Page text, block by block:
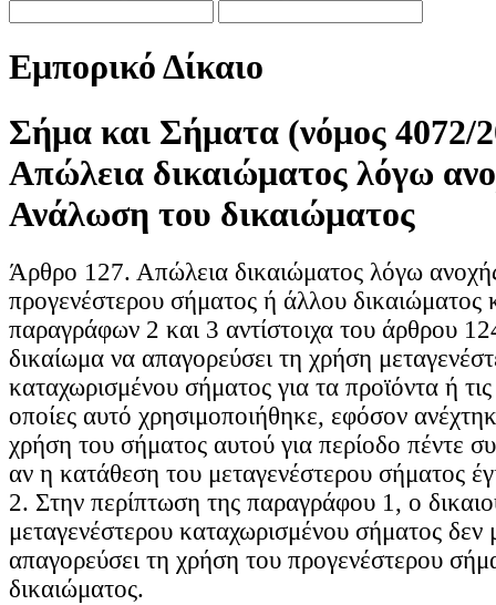
Εμπορικό Δίκαιο
Σήμα και Σήματα (νόμος 4072/
Απώλεια δικαιώματος λόγω
Ανάλωση του δικαιώματος
Άρθρο 127. Απώλεια δικαιώματος λόγω
προγενέστερου σήματος ή άλλου δικαιώματος
παραγράφων 2 και 3 αντίστοιχα του άρθρου
δικαίωμα να απαγορεύσει τη χρήση
καταχωρισμένου σήματος για τα προϊόντα ή τις
οποίες αυτό χρησιμοποιήθηκε, εφόσον
χρήση του σήματος αυτού για περίοδο πέντε
αν η κατάθεση του μεταγενέστερου σήματος
2. Στην περίπτωση της παραγράφου 1, ο
μεταγενέστερου καταχωρισμένου σήματος δεν
απαγορεύσει τη χρήση του προγενέστερου
δικαιώματος.